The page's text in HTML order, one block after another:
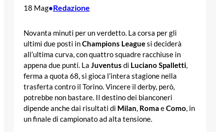
18 Mag•Redazione
Novanta minuti per un verdetto. La corsa per gli
ultimi due posti inChampions Leaguesi deciderà
all’ultima curva, con quattro squadre racchiuse in
appena due punti. La Juventus di Luciano Spalletti,
ferma a quota 68, si gioca l’intera stagione nella
trasferta contro il Torino. Vincere il derby, però,
potrebbe non bastare. Il destino dei bianconeri
dipende anche dai risultati di Milan, Roma eComo, in
un finale di campionato ad alta tensione.